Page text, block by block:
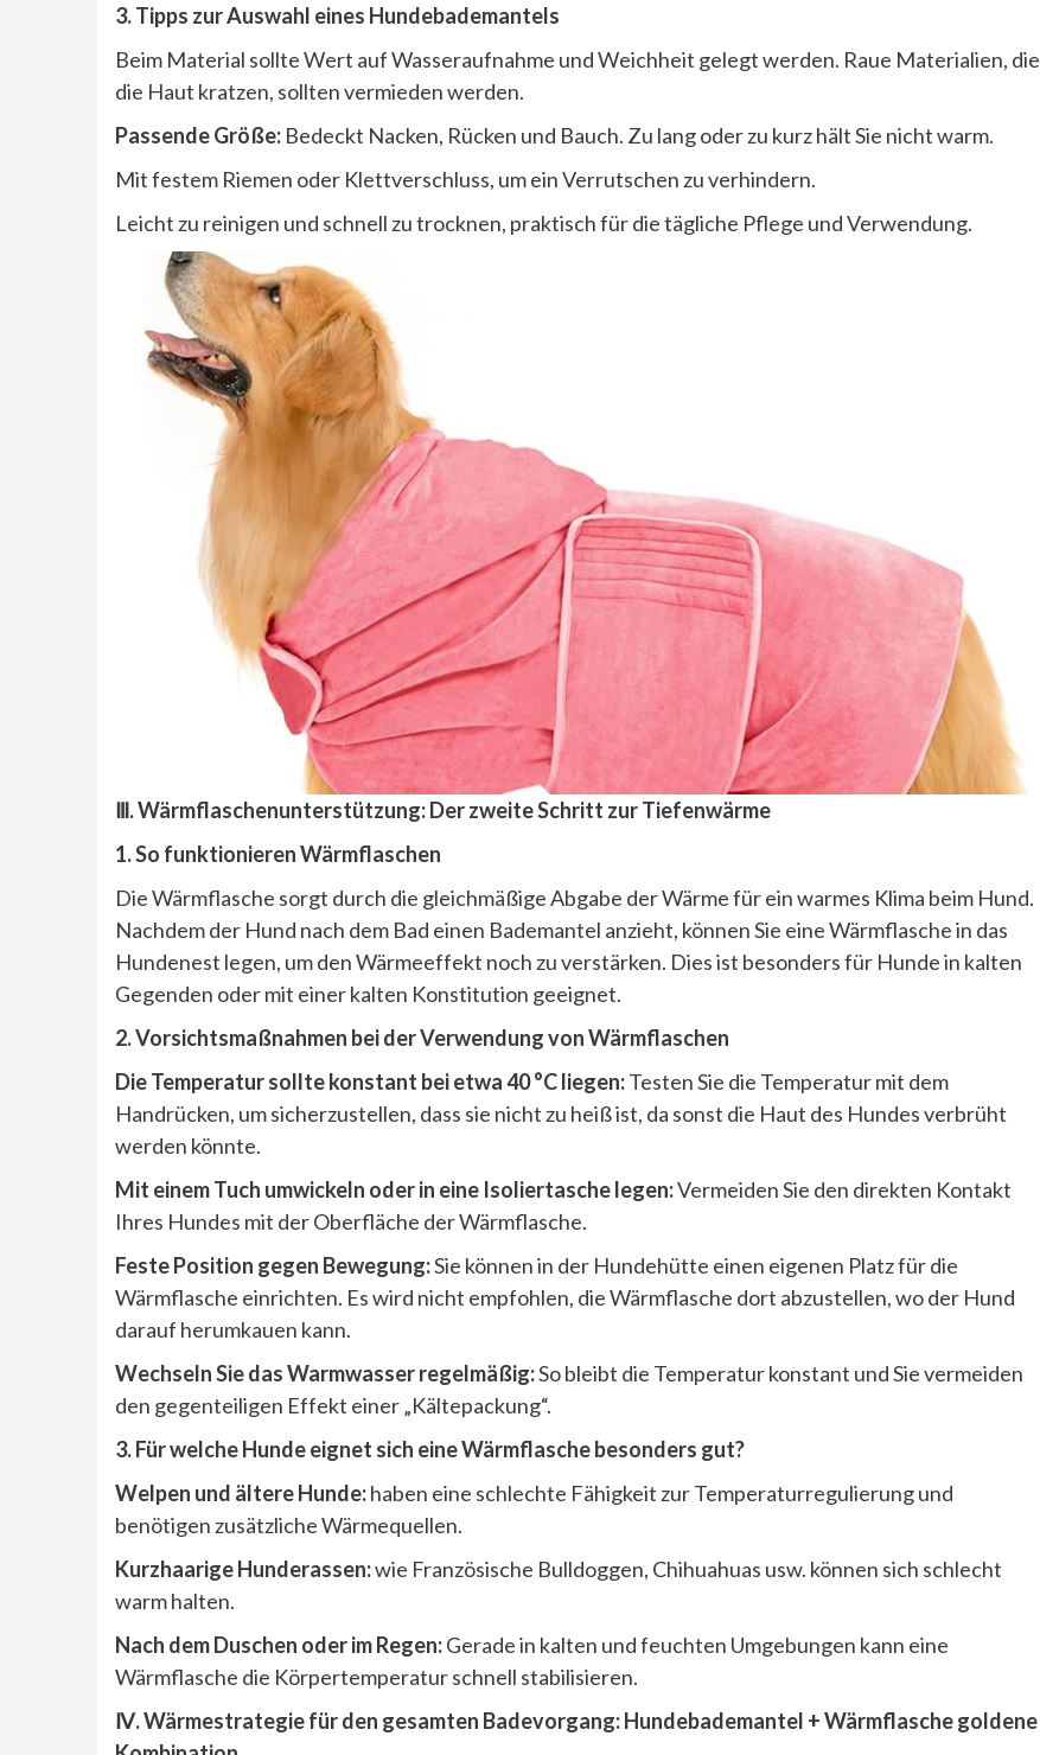
3. Tipps zur Auswahl eines Hundebademantels
Beim Material sollte Wert auf Wasseraufnahme und Weichheit gelegt werden. Raue Materialien, die
die Haut kratzen, sollten vermieden werden.
Passende Größe: Bedeckt Nacken, Rücken und Bauch. Zu lang oder zu kurz hält Sie nicht warm.
Mit festem Riemen oder Klettverschluss, um ein Verrutschen zu verhindern.
Leicht zu reinigen und schnell zu trocknen, praktisch für die tägliche Pflege und Verwendung.
Ⅲ. Wärmflaschenunterstützung: Der zweite Schritt zur Tiefenwärme
1. So funktionieren Wärmflaschen
Die Wärmflasche sorgt durch die gleichmäßige Abgabe der Wärme für ein warmes Klima beim Hund.
Nachdem der Hund nach dem Bad einen Bademantel anzieht, können Sie eine Wärmflasche in das
Hundenest legen, um den Wärmeeffekt noch zu verstärken. Dies ist besonders für Hunde in kalten
Gegenden oder mit einer kalten Konstitution geeignet.
2. Vorsichtsmaßnahmen bei der Verwendung von Wärmflaschen
Die Temperatur sollte konstant bei etwa 40°C liegen:Testen Sie die Temperatur mit dem
Handrücken, um sicherzustellen, dass sie nicht zu heiß ist, da sonst die Haut des Hundes verbrüht
werden könnte.
Mit einem Tuch umwickeln oder in eine Isoliertasche legen:Vermeiden Sie den direkten Kontakt
Ihres Hundes mit der Oberfläche der Wärmflasche.
Feste Position gegen Bewegung:Sie können in der Hundehütte einen eigenen Platz für die
Wärmflasche einrichten. Es wird nicht empfohlen, die Wärmflasche dort abzustellen, wo der Hund
darauf herumkauen kann.
Wechseln Sie das Warmwasser regelmäßig:So bleibt die Temperatur konstant und Sie vermeiden
den gegenteiligen Effekt einer „Kältepackung“.
3. Für welche Hunde eignet sich eine Wärmflasche besonders gut?
Welpen und ältere Hunde:haben eine schlechte Fähigkeit zur Temperaturregulierung und
benötigen zusätzliche Wärmequellen.
Kurzhaarige Hunderassen:wie Französische Bulldoggen, Chihuahuas usw. können sich schlecht
warm halten.
Nach dem Duschen oder im Regen:Gerade in kalten und feuchten Umgebungen kann eine
Wärmflasche die Körpertemperatur schnell stabilisieren.
Ⅳ. Wärmestrategie für den gesamten Badevorgang: Hundebademantel + Wärmflasche goldene